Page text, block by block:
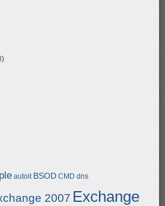
autoit BSOD CMD dns
2007 Exchange